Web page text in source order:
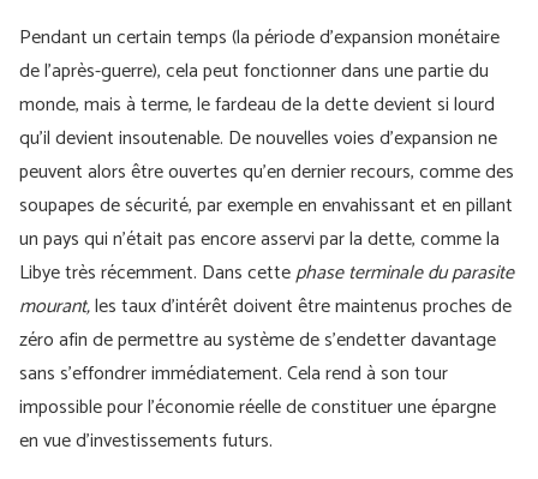
Pendant un certain temps (la période d’expansion monétaire
de l’après-guerre), cela peut fonctionner dans une partie du
monde, mais à terme, le fardeau de la dette devient si lourd
qu’il devient insoutenable. De nouvelles voies d’expansion ne
peuvent alors être ouvertes qu’en dernier recours, comme des
soupapes de sécurité, par exemple en envahissant et en pillant
un pays qui n’était pas encore asservi par la dette, comme la
Libye très récemment. Dans cettephase terminale du parasite
mourant,les taux d’intérêt doivent être maintenus proches de
zéro afin de permettre au système de s’endetter davantage
sans s’effondrer immédiatement. Cela rend à son tour
impossible pour l’économie réelle de constituer une épargne
en vue d’investissements futurs.